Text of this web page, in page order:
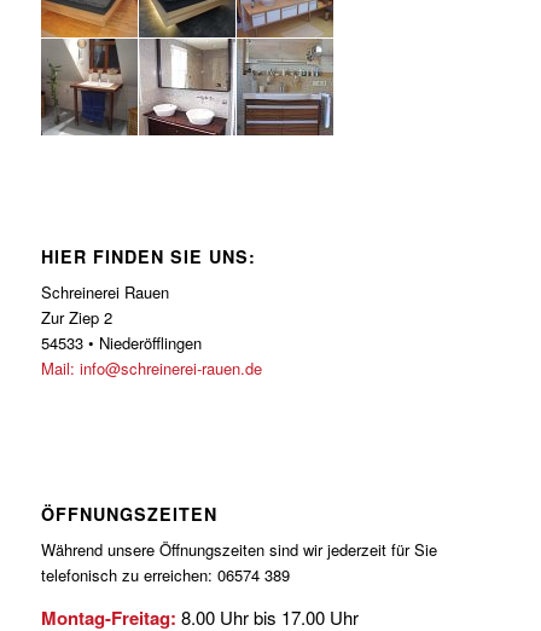
HIER FINDEN SIE UNS:
Schreinerei Rauen
Zur Ziep 2
54533 • Niederöfflingen
Mail: info@schreinerei-rauen.de
ÖFFNUNGSZEITEN
Während unsere Öffnungszeiten sind wir jederzeit für Sie
telefonisch zu erreichen: 06574 389
Montag-Freitag: 8.00 Uhr bis 17.00 Uhr